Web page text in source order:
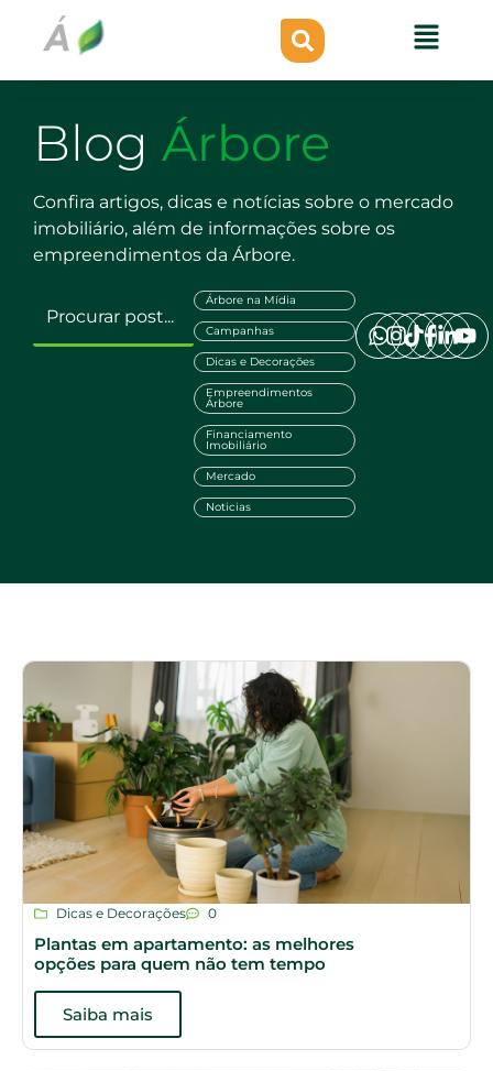
Blog Árbore
Confira artigos, dicas e notícias sobre o mercado
imobiliário, além de informações sobre os
empreendimentos da Árbore.
Árbore na Mídia
Campanhas
Dicas e Decorações
Empreendimentos
Árbore
Financiamento
Imobiliário
Mercado
Noticias
Dicas e Decorações 0
Plantas em apartamento: as melhores
opções para quem não tem tempo
Saiba mais